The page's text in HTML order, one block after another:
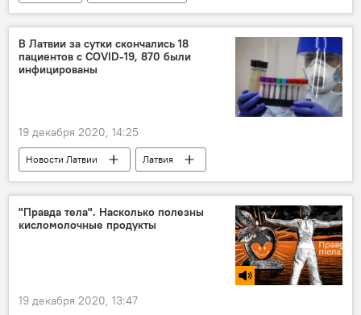
В Латвии за сутки скончались 18
пациентов с COVID-19, 870 были
инфицированы
19 декабря 2020, 14:25
Новости Латвии
Латвия
коронавирус
"Правда тела". Насколько полезны
кисломолочные продукты
19 декабря 2020, 13:47